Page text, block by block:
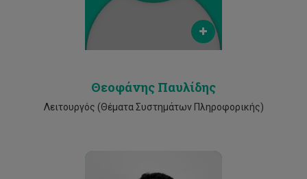
Θεοφάνης Παυλίδης
Λειτουργός (Θέματα Συστημάτων Πληροφορικής)